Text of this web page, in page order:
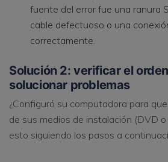
fuente del error fue una ranura
cable defectuoso o una
correctamente.
Solución 2: verificar el
solucionar problemas
¿Configuró su computadora para
de sus medios de instalación (DVD
esto siguiendo los pasos a